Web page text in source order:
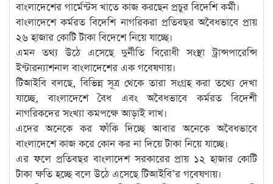
বাংলাদেশের গার্মেন্টস খাতে কাজ করছেন প্রচুর বিদেশি কর্মী।
বাংলাদেশে কর্মরত বিদেশি নাগরিকরা প্রতিবছর অবৈধভাবে প্রায়
২৬ হাজার কোটি টাকা বিদেশে নিয়ে যাচ্ছে।
এমন তথ্য উঠে এসেছে দুর্নীতি বিরোধী সংস্থা ট্রান্সপারেন্সি
ইন্টারন্যাশনাল বাংলাদেশের এক গবেষণায়।
টিআইবি বলছে, বিভিন্ন সূত্র থেকে তারা সংগ্রহ করা তথ্যে দেখা
যাচ্ছে, বাংলাদেশে বৈধ এবং অবৈধভাবে কর্মরত বিদেশী
নাগরিকদের সংখ্যা কমপক্ষে আড়াই লাখ।
এদের অনেকে কর ফাঁকি দিচ্ছে আবার অনেকে অবৈধভাবে
বাংলাদেশে কাজ করে কোন কর না দিয়ে টাকা নিয়ে যাচ্ছে।
এর ফলে প্রতিবছর বাংলাদেশ সরকারের প্রায় ১২ হাজার কোটি
টাকা ক্ষতি হচ্ছে বলে উঠে এসেছে টিআইবি’র গবেষণায়।